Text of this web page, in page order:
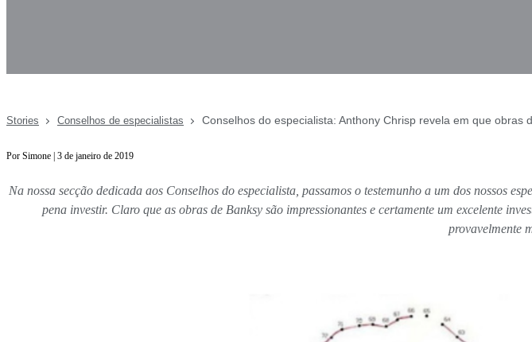
Stories Conselhos de especialistas Conselhos do especialista: Anthony Chrisp revela em que obras
Por Simone | 3 de janeiro de 2019
Na nossa secção dedicada aos Conselhos do especialista, passamos o testemunho a um dos nossos
pena investir. Claro que as obras de Banksy são impressionantes e certamente um excelente
provavelmente